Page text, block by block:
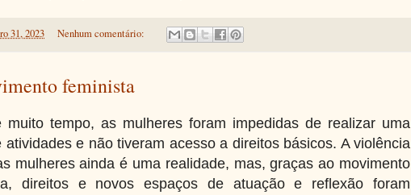
31, 2023 Nenhum comentário:
feminista
muito tempo, as mulheres foram impedidas de realizar uma
atividades e não tiveram acesso a direitos básicos. A violência
mulheres ainda é uma realidade, mas, graças ao movimento
direitos e novos espaços de atuação e reflexão foram